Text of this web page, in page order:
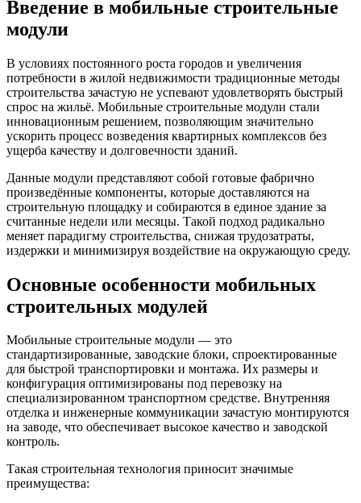
Введение в мобильные строительные
модули
В условиях постоянного роста городов и увеличения
потребности в жилой недвижимости традиционные методы
строительства зачастую не успевают удовлетворять быстрый
спрос на жильё. Мобильные строительные модули стали
инновационным решением, позволяющим значительно
ускорить процесс возведения квартирных комплексов без
ущерба качеству и долговечности зданий.
Данные модули представляют собой готовые фабрично
произведённые компоненты, которые доставляются на
строительную площадку и собираются в единое здание за
считанные недели или месяцы. Такой подход радикально
меняет парадигму строительства, снижая трудозатраты,
издержки и минимизируя воздействие на окружающую среду.
Основные особенности мобильных
строительных модулей
Мобильные строительные модули — это
стандартизированные, заводские блоки, спроектированные
для быстрой транспортировки и монтажа. Их размеры и
конфигурация оптимизированы под перевозку на
специализированном транспортном средстве. Внутренняя
отделка и инженерные коммуникации зачастую монтируются
на заводе, что обеспечивает высокое качество и заводской
контроль.
Такая строительная технология приносит значимые
преимущества: